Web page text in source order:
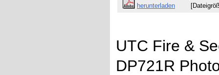
herunterladen
UTC Fire &
DP721R